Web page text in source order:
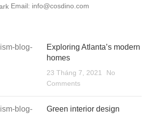
Email: info@cosdino.com
Exploring Atlanta’s modern
homes
23 Tháng 7, 2021
No
Comments
Green interior design